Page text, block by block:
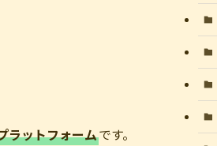
ラットフォームです。